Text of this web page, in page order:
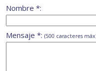
Nombre *:
Mensaje *: (500 caracteres